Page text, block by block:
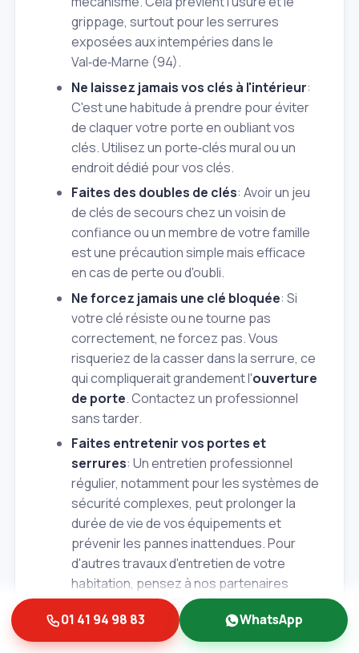
grippage, surtout pour les serrures
exposées aux intempéries dans le
Val‑de‑Marne (94).
Ne laissez jamais vos clés à l'intérieur:
C'est une habitude à prendre pour éviter
de claquer votre porte en oubliant vos
clés. Utilisez un porte‑clés mural ou un
endroit dédié pour vos clés.
Faites des doubles de clés: Avoir un jeu
de clés de secours chez un voisin de
confiance ou un membre de votre famille
est une précaution simple mais efficace
en cas de perte ou d'oubli.
Ne forcez jamais une clé bloquée: Si
votre clé résiste ou ne tourne pas
correctement, ne forcez pas. Vous
risqueriez de la casser dans la serrure, ce
qui compliquerait grandement l'ouverture
de porte. Contactez un professionnel
sans tarder.
Faites entretenir vos portes et
serrures: Un entretien professionnel
régulier, notamment pour les systèmes de
sécurité complexes, peut prolonger la
durée de vie de vos équipements et
prévenir les pannes inattendues. Pour
d'autres travaux d'entretien de votre
habitation, pensez à nos partenaires
comme Albert et Fils pour des services
fiables et de qualité.
01 41 94 98 83 WhatsApp